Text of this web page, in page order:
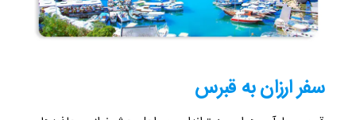
سفر ارزان به قبرس